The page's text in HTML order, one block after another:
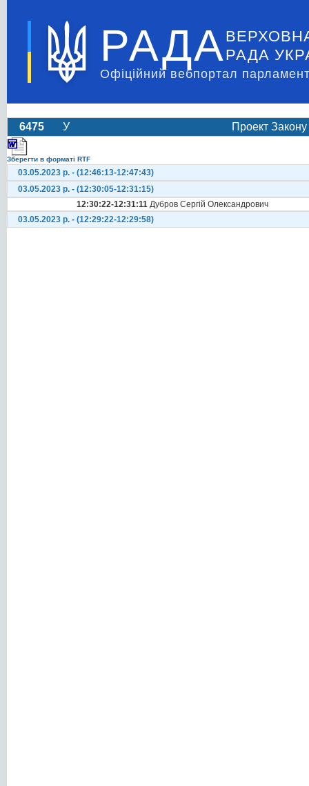
РАДА РАДА
Офіційний вебпортал
6475 У Проект Закону
Зберегти в форматі RTF
03.05.2023 р. - (12:46:13-12:47:43)
03.05.2023 р. - (12:30:05-12:31:15)
12:30:22-12:31:11 Дубров Сергій Олександрович
03.05.2023 р. - (12:29:22-12:29:58)